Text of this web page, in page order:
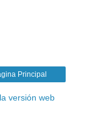
Principal
versión web